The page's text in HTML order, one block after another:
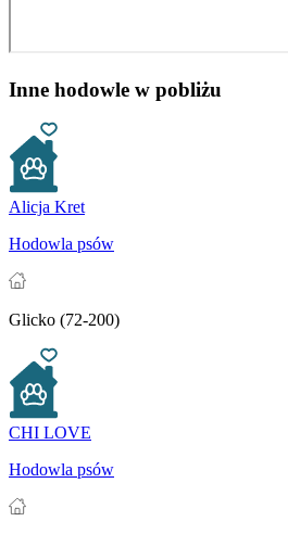
Inne hodowle w pobliżu
Alicja Kret
Hodowla psów
Glicko (72-200)
CHI LOVE
Hodowla psów